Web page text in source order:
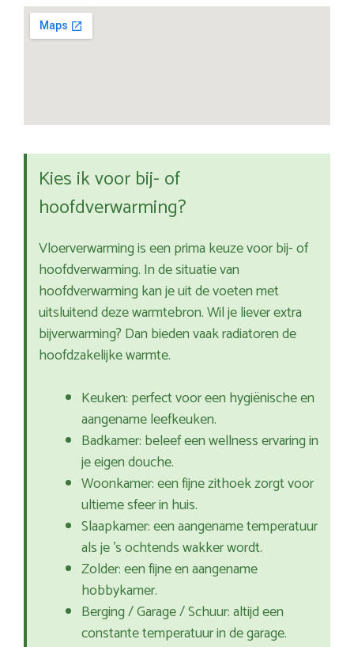
Kies ik voor bij- of
hoofdverwarming?
Vloerverwarming is een prima keuze voor bij- of
hoofdverwarming. In de situatie van
hoofdverwarming kan je uit de voeten met
uitsluitend deze warmtebron. Wil je liever extra
bijverwarming? Dan bieden vaak radiatoren de
hoofdzakelijke warmte.
Keuken: perfect voor een hygiënische en
aangename leefkeuken.
Badkamer: beleef een wellness ervaring in
je eigen douche.
Woonkamer: een fijne zithoek zorgt voor
ultieme sfeer in huis.
Slaapkamer: een aangename temperatuur
als je ’s ochtends wakker wordt.
Zolder: een fijne en aangename
hobbykamer.
Berging / Garage / Schuur: altijd een
constante temperatuur in de garage.